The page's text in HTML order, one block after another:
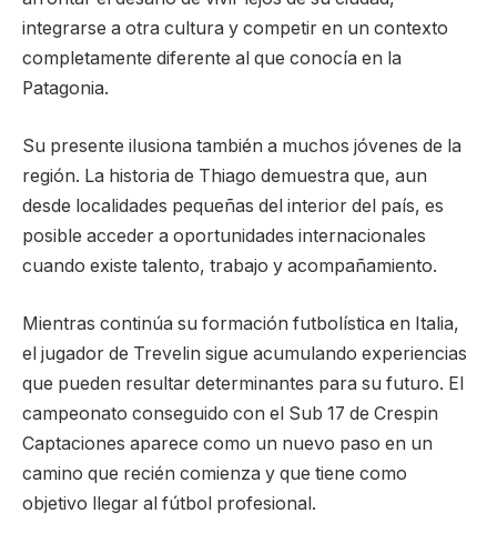
integrarse a otra cultura y competir en un contexto
completamente diferente al que conocía en la
Patagonia.
Su presente ilusiona también a muchos jóvenes de la
región. La historia de Thiago demuestra que, aun
desde localidades pequeñas del interior del país, es
posible acceder a oportunidades internacionales
cuando existe talento, trabajo y acompañamiento.
Mientras continúa su formación futbolística en Italia,
el jugador de Trevelin sigue acumulando experiencias
que pueden resultar determinantes para su futuro. El
campeonato conseguido con el Sub 17 de Crespin
Captaciones aparece como un nuevo paso en un
camino que recién comienza y que tiene como
objetivo llegar al fútbol profesional.